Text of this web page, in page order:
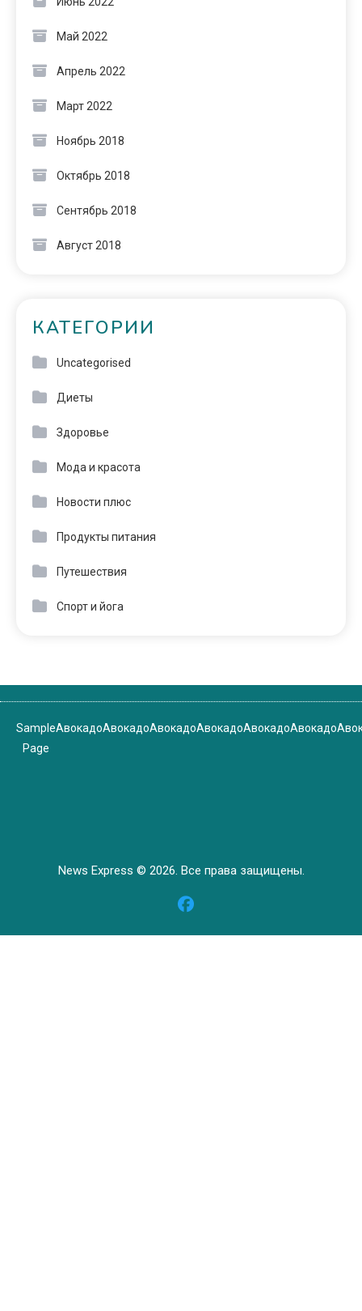
Май 2022
Апрель 2022
Март 2022
Ноябрь 2018
Октябрь 2018
Сентябрь 2018
Август 2018
КАТЕГОРИИ
Uncategorised
Диеты
Здоровье
Мода и красота
Новости плюс
Продукты питания
Путешествия
Спорт и йога
Sample
Page
АвокадоАвокадоАвокадоАвокадоАвокадоАвокадо
News Express © 2026. Все права защищены.